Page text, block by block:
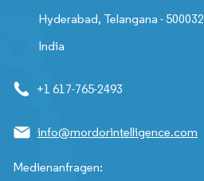
Hyderabad, Telangana - 500032
India
+1 617-765-2493
info@mordorintelligence.com
Medienanfragen: